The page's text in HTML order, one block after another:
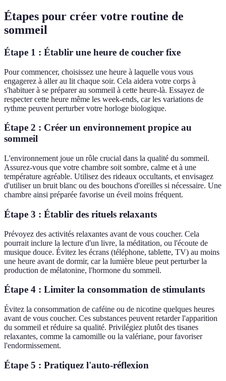
Étapes pour créer votre routine de
sommeil
Étape 1 : Établir une heure de coucher fixe
Pour commencer, choisissez une heure à laquelle vous vous
engagerez à aller au lit chaque soir. Cela aidera votre corps à
s'habituer à se préparer au sommeil à cette heure-là. Essayez de
respecter cette heure même les week-ends, car les variations de
rythme peuvent perturber votre horloge biologique.
Étape 2 : Créer un environnement propice au
sommeil
L'environnement joue un rôle crucial dans la qualité du sommeil.
Assurez-vous que votre chambre soit sombre, calme et à une
température agréable. Utilisez des rideaux occultants, et envisagez
d'utiliser un bruit blanc ou des bouchons d'oreilles si nécessaire. Une
chambre ainsi préparée favorise un éveil moins fréquent.
Étape 3 : Établir des rituels relaxants
Prévoyez des activités relaxantes avant de vous coucher. Cela
pourrait inclure la lecture d'un livre, la méditation, ou l'écoute de
musique douce. Évitez les écrans (téléphone, tablette, TV) au moins
une heure avant de dormir, car la lumière bleue peut perturber la
production de mélatonine, l'hormone du sommeil.
Étape 4 : Limiter la consommation de stimulants
Évitez la consommation de caféine ou de nicotine quelques heures
avant de vous coucher. Ces substances peuvent retarder l'apparition
du sommeil et réduire sa qualité. Privilégiez plutôt des tisanes
relaxantes, comme la camomille ou la valériane, pour favoriser
l'endormissement.
Étape 5 : Pratiquez l'auto-réflexion